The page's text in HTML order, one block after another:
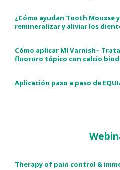
¿Cómo ayudan Tooth Mousse
remineralizar y aliviar los
Cómo aplicar MI Varnish–
fluoruro tópico con calcio
Aplicación paso a paso de
Therapy of pain control &